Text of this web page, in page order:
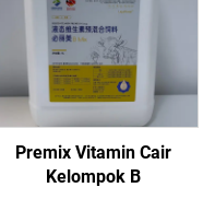
Premix Vitamin Cair
Kelompok B